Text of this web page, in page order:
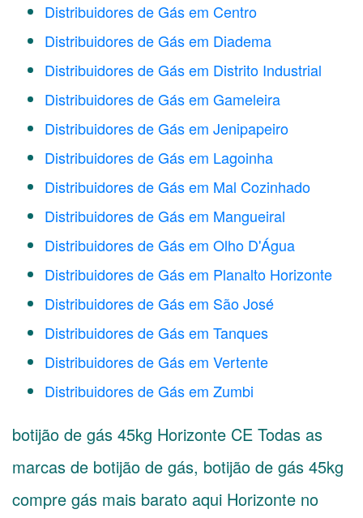
Distribuidores de Gás em Centro
Distribuidores de Gás em Diadema
Distribuidores de Gás em Distrito Industrial
Distribuidores de Gás em Gameleira
Distribuidores de Gás em Jenipapeiro
Distribuidores de Gás em Lagoinha
Distribuidores de Gás em Mal Cozinhado
Distribuidores de Gás em Mangueiral
Distribuidores de Gás em Olho D'Água
Distribuidores de Gás em Planalto Horizonte
Distribuidores de Gás em São José
Distribuidores de Gás em Tanques
Distribuidores de Gás em Vertente
Distribuidores de Gás em Zumbi
botijão de gás 45kg Horizonte CE Todas as
marcas de botijão de gás, botijão de gás 45kg
compre gás mais barato aqui Horizonte no